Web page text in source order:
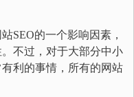
SEO的一个影响因素，
不过，对于大部分中小
利的事情，所有的网站